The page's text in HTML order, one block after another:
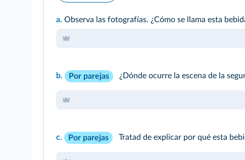
a. Observa las fotografías. ¿Cómo se llama esta
b. Por parejas ¿Dónde ocurre la escena de la
c. Por parejas Tratad de explicar por qué esta